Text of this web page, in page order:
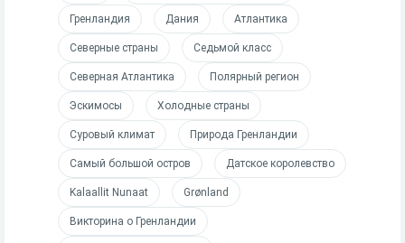
Гренландия Дания Атлантика
Северные страны Седьмой класс
Северная Атлантика Полярный регион
Эскимосы Холодные страны
Суровый климат Природа Гренландии
Самый большой остров Датское королевство
Kalaallit Nunaat Grønland
Викторина о Гренландии